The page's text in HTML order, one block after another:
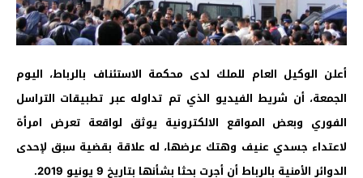
أعلن الوكيل العام للملك لدى محكمة الاستئناف بالرباط، اليوم
الجمعة، أن شريط الفيديو الذي تم تداوله عبر تطبيقات التراسل
الفوري وبعض المواقع الالكترونية يوثق لواقعة تعرض امرأة
لاعتداء جسدي عنيف وهتك عرضها، له علاقة بقضية سبق لإحدى
الدوائر الأمنية بالرباط أن أجرت بحثا بشأنها بتاريخ 9 يونيو 2019.